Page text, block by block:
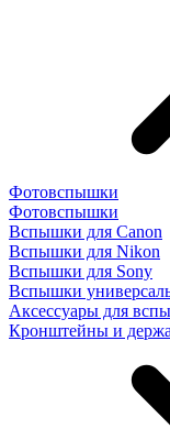
Фотовспышки
Фотовспышки
Вспышки для Canon
Вспышки для Nikon
Вспышки для Sony
Вспышки
Аксесcуары для
Кронштейны и